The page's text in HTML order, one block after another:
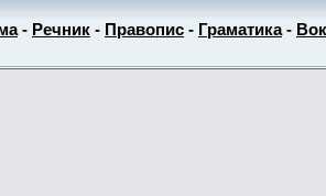
- Речник - Правопис - Граматика-